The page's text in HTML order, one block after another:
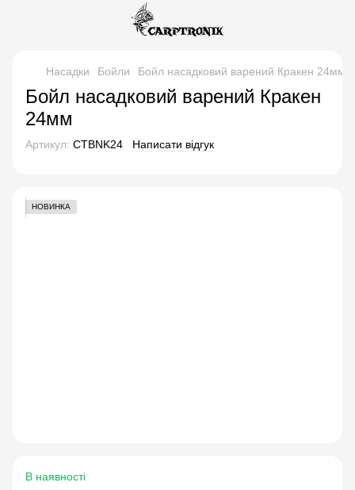
Насадки Бойли Бойл насадковий варений Кракен 24мм
Бойл насадковий варений Кракен
24мм
Артикул: CTBNK24 Написати відгук
НОВИНКА
В наявності